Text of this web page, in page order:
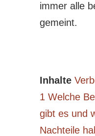
immer alle
gemeint.
Inhalte
1 Welche
gibt es und
Nachteile